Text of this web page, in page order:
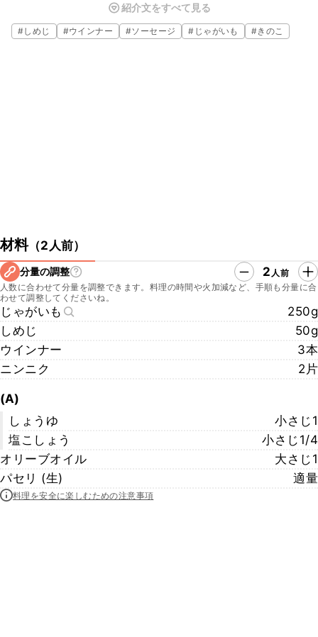
はもちろん、お酒のおつまみにも合う便利な一品です。簡単なので、
ぜひお試しくださいね。
紹介文をすべて見る
#しめじ #ウインナー #ソーセージ # じゃがいも #きのこ
材料（2人前）
分量の調整 2 人前
人数に合わせて分量を調整できます。料理の時間や火加減など、手順も分量に合
わせて調整してくださいね。
じゃがいも
250g
しめじ
50g
ウインナー
3本
ニンニク
2片
(A)
しょうゆ
小さじ1
塩こしょう
小さじ1/4
オリーブオイル
大さじ1
パセリ (生)
適量
料理を安全に楽しむための注意事項